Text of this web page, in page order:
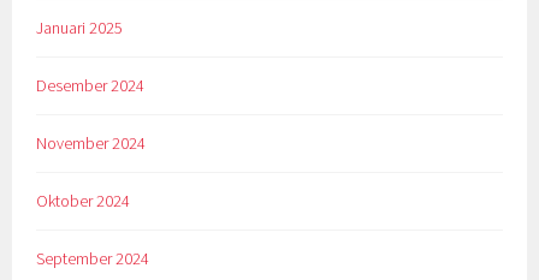
Januari 2025
Desember 2024
November 2024
Oktober 2024
September 2024